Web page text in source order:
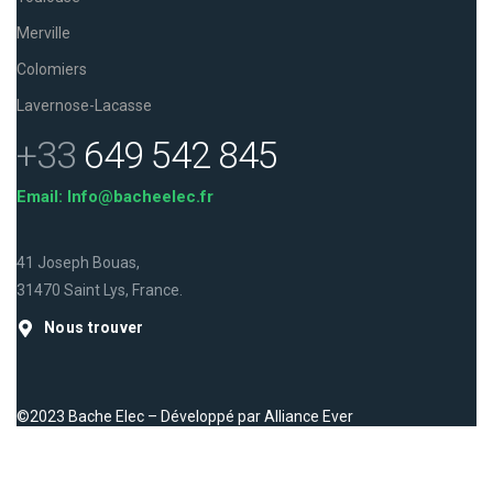
Merville
Colomiers
Lavernose-Lacasse
+33 649 542 845
Email: Info@bacheelec.fr
41 Joseph Bouas,
31470 Saint Lys, France.
Nous trouver
©2023 Bache Elec – Développé parAlliance Ever